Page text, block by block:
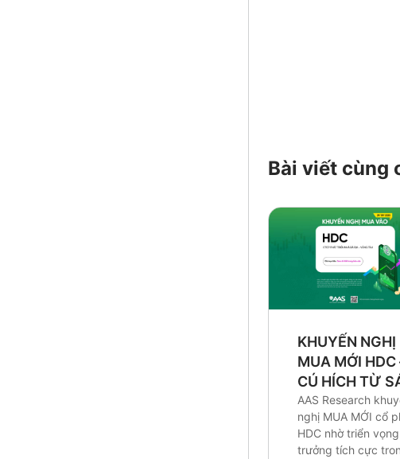
Bài viết cùng
KHUYẾN NGHỊ
MUA MỚI HDC
CÚ HÍCH TỪ
NHẬP TỈNH
THÀNH
AAS Research
nghị MUA MỚI cổ
HDC nhờ triển
trưởng tích cực